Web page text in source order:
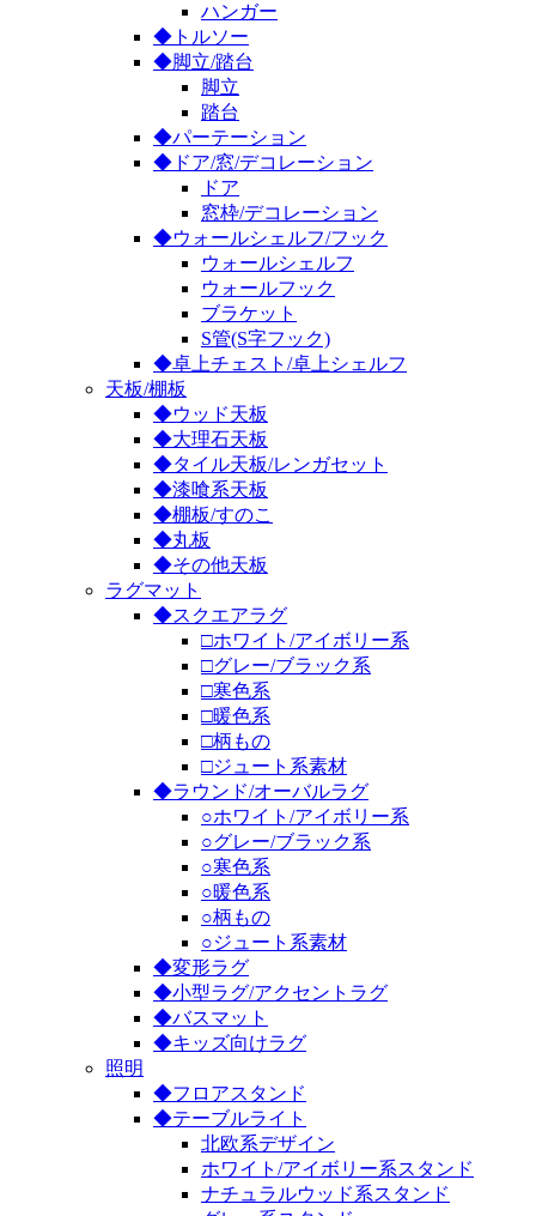
ハンガー
◆トルソー
◆脚立/踏台
脚立
踏台
◆パーテーション
◆ドア/窓/デコレーション
ドア
窓枠/デコレーション
◆ウォールシェルフ/フック
ウォールシェルフ
ウォールフック
ブラケット
S管(S字フック)
◆卓上チェスト/卓上シェルフ
天板/棚板
◆ウッド天板
◆大理石天板
◆タイル天板/レンガセット
◆漆喰系天板
◆棚板/すのこ
◆丸板
◆その他天板
ラグマット
◆スクエアラグ
□ホワイト/アイボリー系
□グレー/ブラック系
□寒色系
□暖色系
□柄もの
□ジュート系素材
◆ラウンド/オーバルラグ
○ホワイト/アイボリー系
○グレー/ブラック系
○寒色系
○暖色系
○柄もの
○ジュート系素材
◆変形ラグ
◆小型ラグ/アクセントラグ
◆バスマット
◆キッズ向けラグ
照明
◆フロアスタンド
◆テーブルライト
北欧系デザイン
ホワイト/アイボリー系スタンド
ナチュラルウッド系スタンド